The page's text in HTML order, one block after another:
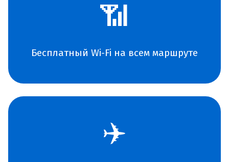
📶
Бесплатный Wi-Fi на всем маршруте
✈️